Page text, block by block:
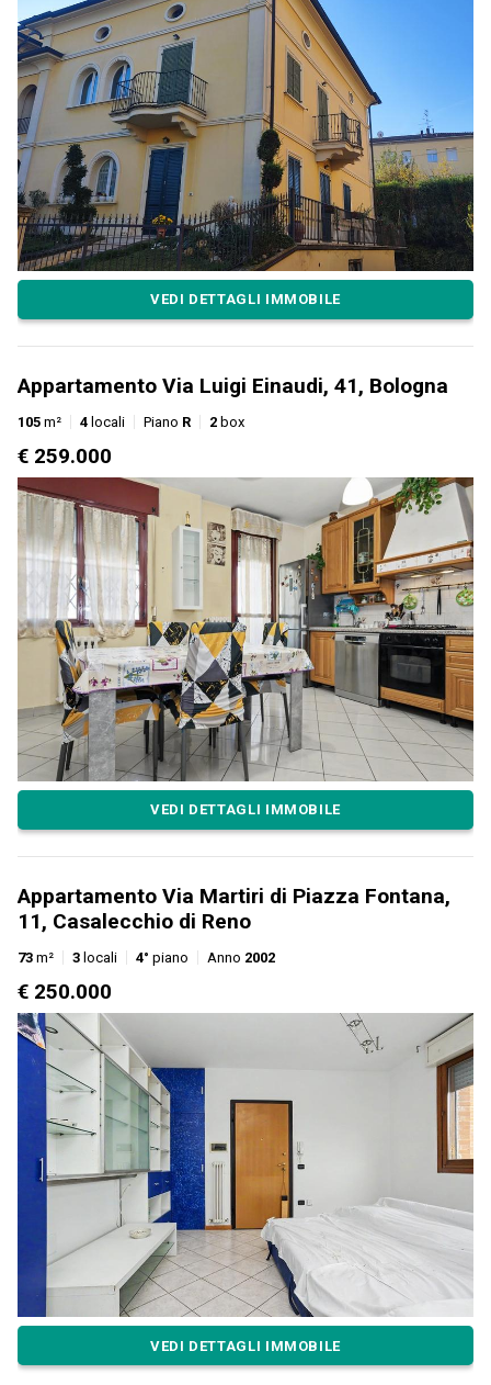
VEDI DETTAGLI IMMOBILE
Appartamento Via Luigi Einaudi, 41, Bologna
105 m² 4 locali Piano R 2 box
€ 259.000
VEDI DETTAGLI IMMOBILE
Appartamento Via Martiri di Piazza Fontana,
11, Casalecchio di Reno
73 m² 3 locali 4° piano Anno 2002
€ 250.000
VEDI DETTAGLI IMMOBILE